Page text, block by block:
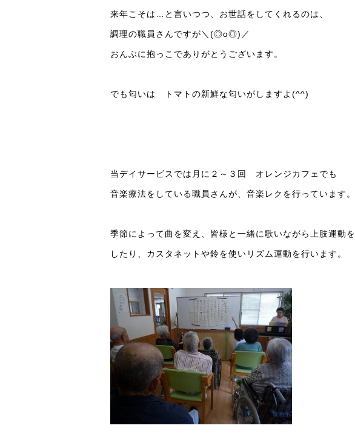
来年こそは…と言いつつ、お世話をしてくれるのは、
調理の職員さんですが＼(◎o◎)／
おんぶに抱っこでありがとうございます。
でも匂いは トマトの新鮮な匂いがしますよ(^^)
当デイサービスでは月に２～３回 オレンジカフェでも
音楽療法をしている職員さんが、音楽レクを行っています。
季節によって曲を変え、皆様と一緒に歌いながら上肢運動を
したり、カスタネットや鈴を使いリズム運動を行います。